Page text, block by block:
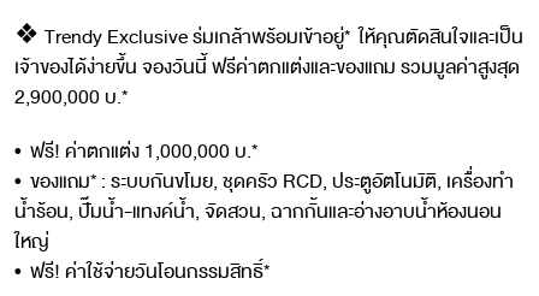
❖ Trendy Exclusive ร่มเกล้าพร้อมเข้าอยู่* ให้คุณตัดสินใจและเป็น
เจ้าของได้ง่ายขึ้น จองวันนี้ ฟรีค่าตกแต่งและของแถม รวมมูลค่าสูงสุด
2,900,000 บ.*
• ฟรี! ค่าตกแต่ง 1,000,000 บ.*
• ของแถม* : ระบบกันขโมย, ชุดครัว RCD, ประตูอัตโนมัติ, เครื่องทำ
น้ำร้อน, ปั๊มน้ำ-แทงค์น้ำ, จัดสวน, ฉากกั้นและอ่างอาบน้ำห้องนอน
ใหญ่
• ฟรี! ค่าใช้จ่ายวันโอนกรรมสิทธิ์*